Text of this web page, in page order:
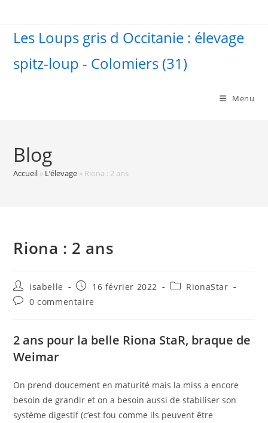
contentLes Loups gris d Occitanie : élevage
spitz-loup - Colomiers (31)
Menu
Blog
Accueil » L’élevage » Riona : 2 ans
Riona : 2 ans
Auteur/autrice
de
la
isabelle
Publication
publiée :
16 février 2022
PostRionaStar
Commentaires
publication :
0 commentaire
2 ans pour la belle Riona StaR, braque de
Weimar
On prend doucement en maturité mais la miss a encore
besoin de grandir et on a besoin aussi de stabiliser son
système digestif (c’est fou comme ils peuvent être